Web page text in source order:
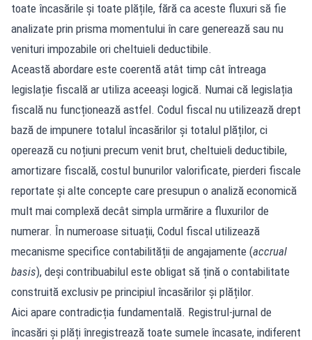
toate încasările și toate plățile, fără ca aceste fluxuri să fie
analizate prin prisma momentului în care generează sau nu
venituri impozabile ori cheltuieli deductibile.
Această abordare este coerentă atât timp cât întreaga
legislație fiscală ar utiliza aceeași logică. Numai că legislația
fiscală nu funcționează astfel. Codul fiscal nu utilizează drept
bază de impunere totalul încasărilor și totalul plăților, ci
operează cu noțiuni precum venit brut, cheltuieli deductibile,
amortizare fiscală, costul bunurilor valorificate, pierderi fiscale
reportate și alte concepte care presupun o analiză economică
mult mai complexă decât simpla urmărire a fluxurilor de
numerar. În numeroase situații, Codul fiscal utilizează
mecanisme specifice contabilității de angajamente (accrual
basis), deși contribuabilul este obligat să țină o contabilitate
construită exclusiv pe principiul încasărilor și plăților.
Aici apare contradicția fundamentală. Registrul-jurnal de
încasări și plăți înregistrează toate sumele încasate, indiferent